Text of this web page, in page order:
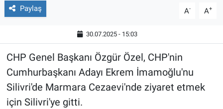
Paylaş A- A+
30.07.2025 - 15:03
CHP Genel Başkanı Özgür Özel, CHP'nin
Cumhurbaşkanı Adayı Ekrem İmamoğlu'nu
Silivri'de Marmara Cezaevi'nde ziyaret etmek
için Silivri'ye gitti.